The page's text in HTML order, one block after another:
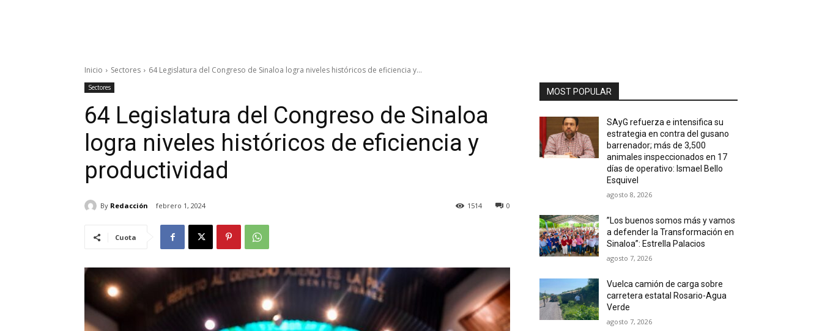
Inicio Sectores 64 Legislatura del Congreso de Sinaloa logra niveles históricos de eficiencia y...
Sectores
64 Legislatura del Congreso de Sinaloa
logra niveles históricos de eficiencia y
productividad
By Redacción febrero 1, 2024 0
1514
Cuota
MOST POPULAR
SAyG refuerza e intensifica su
estrategia en contra del gusano
barrenador; más de 3,500
animales inspeccionados en 17
días de operativo: Ismael Bello
Esquivel
agosto 8, 2026
”Los buenos somos más y vamos
a defender la Transformación en
Sinaloa”: Estrella Palacios
agosto 7, 2026
Vuelca camión de carga sobre
carretera estatal Rosario-Agua
Verde
agosto 7, 2026